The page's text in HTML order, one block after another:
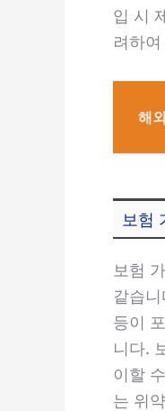
입 시
려하
해
보험
보험
같습
등이
니다.
이할
는 위